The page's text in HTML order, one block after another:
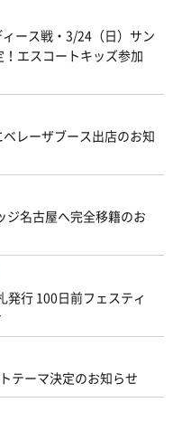
ース戦・3/24（日）サン
エスコートキッズ参加
レーザブース出店のお知
ジ名古屋へ完全移籍のお
行 100日前フェスティ
テーマ決定のお知らせ